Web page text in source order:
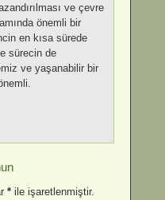
ve çevre
önemli bir
en kısa sürede
sürecin de
ve yaşanabilir bir
* ile işaretlenmiştir.